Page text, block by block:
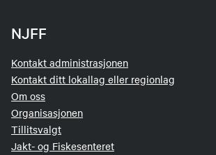
NJFF
Kontakt administrasjonen
Kontakt ditt lokallag eller regionlag
Om oss
Organisasjonen
Tillitsvalgt
Jakt- og Fiskesenteret